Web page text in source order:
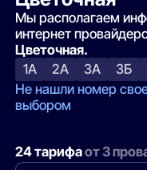
Мы располагаем
интернет
Цветочная.
1А
2А 3А 3Б
Не нашли номер
выбором
24 тарифаот 3